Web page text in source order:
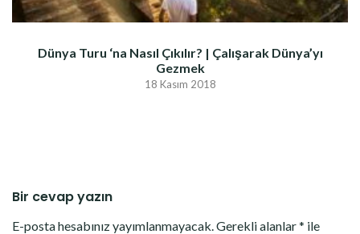
Dünya Turu ‘na Nasıl Çıkılır? | Çalışarak Dünya’yı
Gezmek
18 Kasım 2018
Bir cevap yazın
E-posta hesabınız yayımlanmayacak.Gerekli alanlar* ile